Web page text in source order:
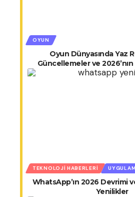
OYUN
Oyun Dünyasında Yaz
Güncellemeler ve
TEKNOLOJI HABERLERI
WhatsApp’ın 2026 Devrimi
Yenilikler